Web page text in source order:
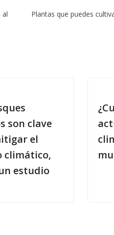
al
Plantas que puedes
son clave
el
climático,
estudio